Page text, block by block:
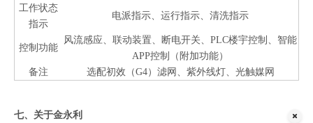
工作状态
指示
电派指示、运行指示、清洗指示
控制功能
风流感应、联动装置、断电开关、PLC楼宇控制、智能
APP控制（附加功能）
备注
选配初效（G4）滤网、紫外线灯、光触媒网
七、关于金永利